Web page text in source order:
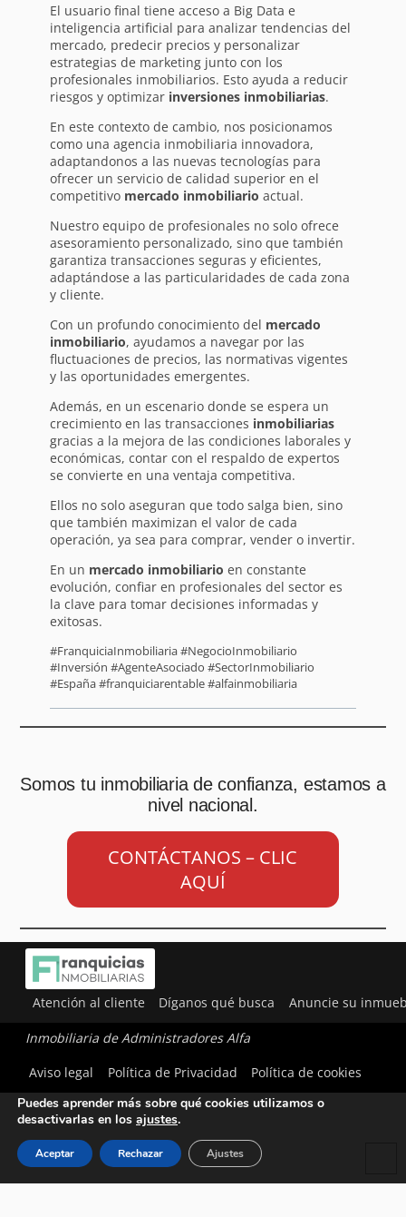
El usuario final tiene acceso a Big Data e
inteligencia artificial para analizar tendencias del
mercado, predecir precios y personalizar
estrategias de marketing junto con los
profesionales inmobiliarios. Esto ayuda a reducir
riesgos y optimizarinversiones inmobiliarias.
En este contexto de cambio, nos posicionamos
como una agencia inmobiliaria innovadora,
adaptandonos a las nuevas tecnologías para
ofrecer un servicio de calidad superior en el
competitivo mercado inmobiliario actual.
Nuestro equipo de profesionales no solo ofrece
asesoramiento personalizado, sino que también
garantiza transacciones seguras y eficientes,
adaptándose a las particularidades de cada zona
y cliente.
Con un profundo conocimiento del mercado
inmobiliario, ayudamos a navegar por las
fluctuaciones de precios, las normativas vigentes
y las oportunidades emergentes.
Además, en un escenario donde se espera un
crecimiento en las transacciones inmobiliarias
gracias a la mejora de las condiciones laborales y
económicas, contar con el respaldo de expertos
se convierte en una ventaja competitiva.
Ellos no solo aseguran que todo salga bien, sino
que también maximizan el valor de cada
operación, ya sea para comprar, vender o invertir.
En un mercado inmobiliario en constante
evolución, confiar en profesionales del sector es
la clave para tomar decisiones informadas y
exitosas.
#FranquiciaInmobiliaria #NegocioInmobiliario
#Inversión #AgenteAsociado #SectorInmobiliario
#España #franquiciarentable #alfainmobiliaria
Somos tu inmobiliaria de confianza, estamos a
nivel nacional.
CONTÁCTANOS – CLIC
AQUÍ
Atención al cliente Díganos qué busca Anuncie su
Inmobiliaria de Administradores Alfa
Aviso legal
Política de Privacidad Política de cookies
Utilizamos cookies para ofrecerte la mejor experiencia en
Puedes aprender más sobre qué cookies utilizamos o
desactivarlas en los ajustes.
Aceptar Rechazar Ajustes